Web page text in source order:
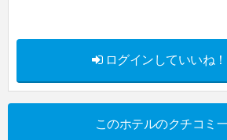
ログインしていいね
このホテルのクチコミ